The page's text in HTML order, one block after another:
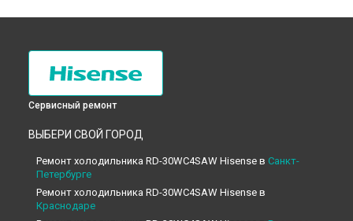
Сервисный ремонт
ВЫБЕРИ СВОЙ ГОРОД
Ремонт холодильника RD-30WC4SAW Hisense в Санкт-
Петербурге
Ремонт холодильника RD-30WC4SAW Hisense в
Краснодаре